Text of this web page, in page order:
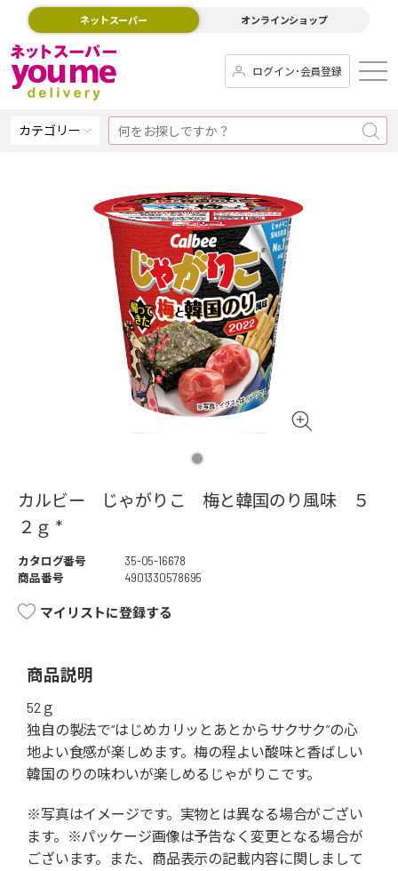
ネットスーパー オンラインショップ
ログイン･会員登録
カテゴリー
カルビー じゃがりこ 梅と韓国のり風味 ５
２ｇ *
カタログ番号
35-05-16678
商品番号
4901330578695
マイリストに登録する
商品説明
52ｇ
独自の製法で“はじめカリッとあとからサクサク”の心
地よい食感が楽しめます。梅の程よい酸味と香ばしい
韓国のりの味わいが楽しめるじゃがりこです。
※写真はイメージです。実物とは異なる場合がござい
ます。※パッケージ画像は予告なく変更となる場合が
ございます。また、商品表示の記載内容に関しまして